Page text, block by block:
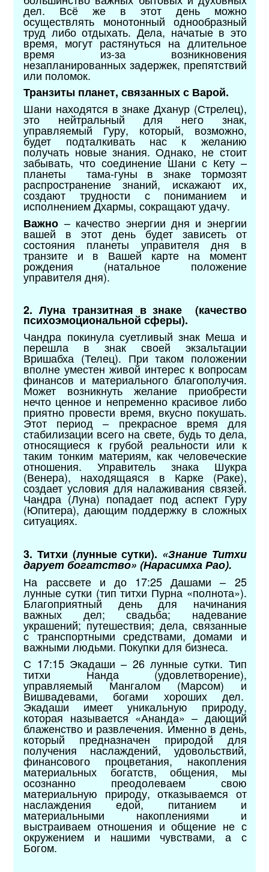
дел. Всё же в этот день можно
осуществлять монотонный однообразный
труд либо отдыхать. Дела, начатые в это
время, могут растянуться на длительное
время из-за возникновения
незапланированных задержек, препятствий
или поломок.
Транзиты планет, связанных с Варой.
Шани находятся в знаке Дханур (Стрелец),
это нейтральный для него знак,
управляемый Гуру, который, возможно,
будет подталкивать нас к желанию
получать новые знания. Однако, не стоит
забывать, что соединение Шани с Кету –
планеты тама-гуны в знаке тормозят
распространение знаний, искажают их,
создают трудности с пониманием и
исполнением Дхармы, сокращают удачу.
Важно – качество энергии дня и энергии
вашей в этот день будет зависеть от
состояния планеты управителя дня в
транзите и в Вашей карте на момент
рождения (натальное положение
управителя дня).
2. Луна транзитная в знаке (качество
психоэмоциональной сферы).
Чандра покинула суетливый знак Меша и
перешла в знак своей экзальтации
Вришабха (Телец). При таком положении
вполне уместен живой интерес к вопросам
финансов и материального благополучия.
Может возникнуть желание приобрести
нечто ценное и непременно красивое либо
приятно провести время, вкусно покушать.
Этот период – прекрасное время для
стабилизации всего на свете, будь то дела,
относящиеся к грубой реальности или к
таким тонким материям, как человеческие
отношения. Управитель знака Шукра
(Венера), находящаяся в Карке (Раке),
создает условия для налаживания связей.
Чандра (Луна) попадает под аспект Гуру
(Юпитера), дающим поддержку в сложных
ситуациях.
3. Титхи (лунные сутки). «Знание Титхи
дарует богатство» (Нарасимха Рао).
На рассвете и до 17:25 Дашами – 25
лунные сутки (тип титхи Пурна «полнота»).
Благоприятный день для начинания
важных дел; свадьба; надевание
украшений; путешествия; дела, связанные
с транспортными средствами, домами и
важными людьми. Покупки для бизнеса.
С 17:15 Экадаши – 26 лунные сутки. Тип
титхи Нанда (удовлетворение),
управляемый Мангалом (Марсом) и
Вишвадевами, богами хороших дел.
Экадаши имеет уникальную природу,
которая называется «Ананда» – дающий
блаженство и развлечения. Именно в день,
который предназначен природой для
получения наслаждений, удовольствий,
финансового процветания, накопления
материальных богатств, общения, мы
осознанно преодолеваем свою
материальную природу, отказываемся от
наслаждения едой, питанием и
материальными накоплениями и
выстраиваем отношения и общение не с
окружением и нашими чувствами, а с
Богом.